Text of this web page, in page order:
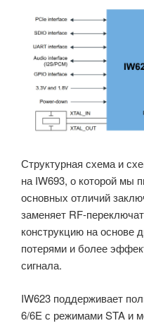
Структурная схема и
на IW693, о которой мы
основных отличий
заменяет RF-
конструкцию на основе
потерями и более
сигнала.
IW623 поддерживает
6/6E с режимами STA и